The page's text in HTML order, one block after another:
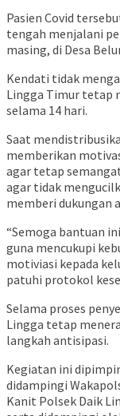
Pasien Covid
tengah menjalani
masing, di Desa
Kendati tidak
Lingga Timur tetap
selama 14 hari.
Saat
memberikan
agar tetap
agar tidak
memberi dukungan
“Semoga bantuan
guna mencukupi
motiviasi kepada
patuhi protokol
Selama proses
Lingga tetap
langkah antisipasi.
Kegiatan ini
didampingi
Kanit Polsek Daik